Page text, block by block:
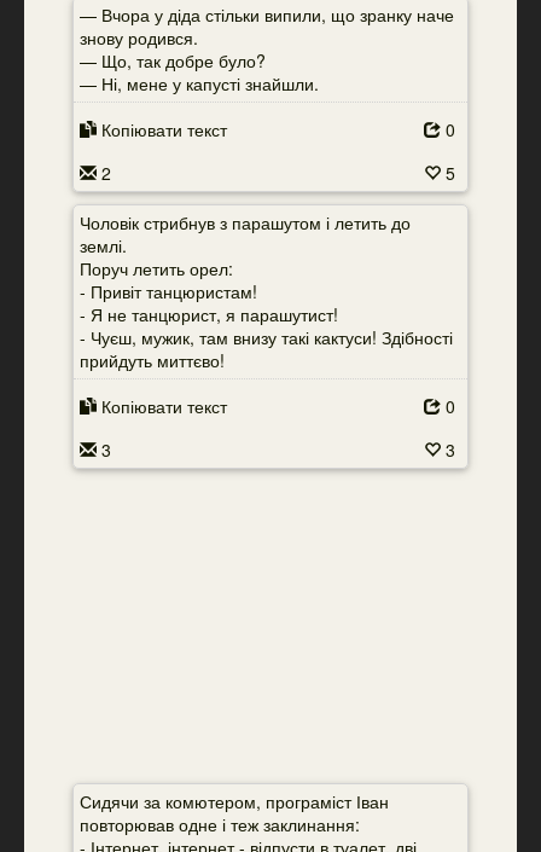
— Вчора у діда стільки випили, що зранку наче
знову родився.
— Що, так добре було?
— Ні, мене у капусті знайшли.
Копіювати текст
0
2
5
Чоловік стрибнув з парашутом і летить до
землі.
Поруч летить орел:
- Привіт танцюристам!
- Я не танцюрист, я парашутист!
- Чуєш, мужик, там внизу такі кактуси! Здібності
прийдуть миттєво!
Копіювати текст
0
3
3
Сидячи за комютером, програміст Іван
повторював одне і теж заклинання:
- Інтернет, інтернет - відпусти в туалет, дві